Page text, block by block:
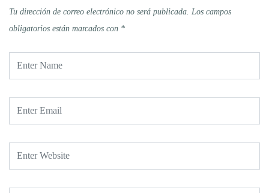
Tu dirección de correo electrónico no será publicada. Los campos
obligatorios están marcados con *